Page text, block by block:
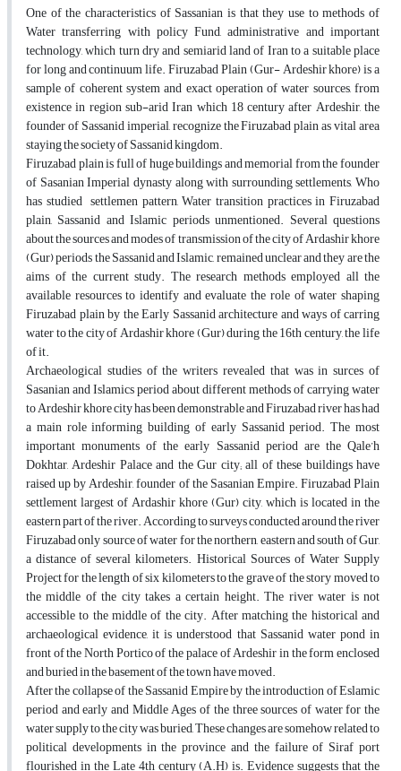
One of the characteristics of Sassanian is that they use to methods of
Water transferring with policy Fund, administrative and important
technology, which turn dry and semiarid land of Iran to a suitable place
for long and continuum life. Firuzabad Plain (Gur- Ardeshir khore) is a
sample of coherent system and exact operation of water sources, from
existence in region sub-arid Iran which 18 century after Ardeshir, the
founder of Sassanid imperial, recognize the Firuzabad plain as vital area
staying the society of Sassanid kingdom.
Firuzabad plain is full of huge buildings and memorial from the founder
of Sasanian Imperial dynasty along with surrounding settlements, Who
has studied settlemen pattern, Water transition practices in Firuzabad
plain, Sassanid and Islamic periods unmentioned. Several questions
about the sources and modes of transmission of the city of Ardashir khore
(Gur) periods the Sassanid and Islamic, remained unclear and they are the
aims of the current study. The research methods employed all the
available resources to identify and evaluate the role of water shaping
Firuzabad plain by the Early Sassanid architecture and ways of carring
water to the city of Ardashir khore (Gur) during the 16th century, the life
of it.
Archaeological studies of the writers revealed that was in surces of
Sasanian and Islamics period about different methods of carrying water
to Ardeshir khore city has been demonstrable and Firuzabad river has had
a main role informing building of early Sassanid period. The most
important monuments of the early Sassanid period are the Qale’h
Dokhtar, Ardeshir Palace and the Gur city; all of these buildings have
raised up by Ardeshir, founder of the Sasanian Empire. Firuzabad Plain
settlement largest of Ardashir khore (Gur) city, which is located in the
eastern part of the river. According to surveys conducted around the river
Firuzabad only source of water for the northern, eastern and south of Gur,
a distance of several kilometers. Historical Sources of Water Supply
Project for the length of six kilometers to the grave of the story moved to
the middle of the city takes a certain height. The river water is not
accessible to the middle of the city. After matching the historical and
archaeological evidence, it is understood that Sassanid water pond in
front of the North Portico of the palace of Ardeshir in the form enclosed
and buried in the basement of the town have moved.
After the collapse of the Sassanid Empire by the introduction of Eslamic
period and early and Middle Ages of the three sources of water for the
water supply to the city was buried, These changes are somehow related to
political developments in the province and the failure of Siraf port